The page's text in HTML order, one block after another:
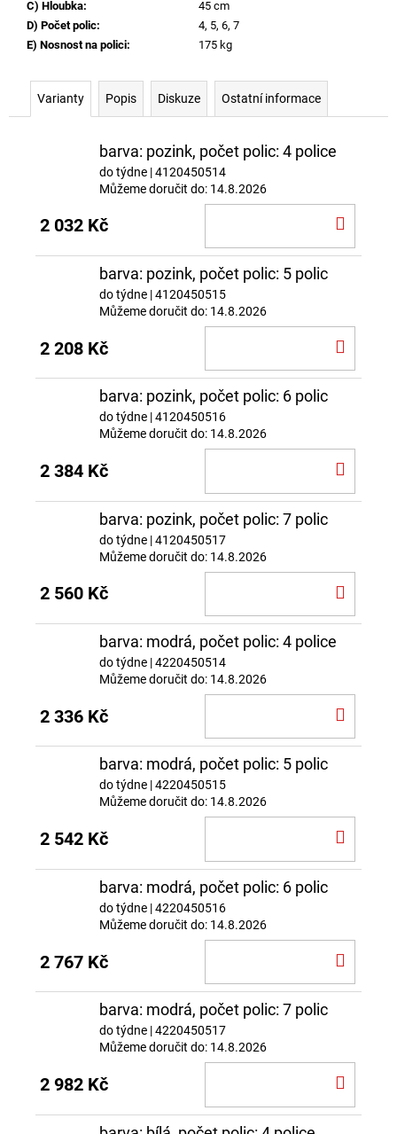
C) Hloubka:
45 cm
D) Počet polic:
4, 5, 6, 7
E) Nosnost na polici: 175 kg
Varianty Popis Diskuze Ostatní informace
barva: pozink, počet polic: 4 police
do týdne | 4120450514
Můžeme doručit do: 14.8.2026
2 032 Kč
barva: pozink, počet polic: 5 polic
do týdne | 4120450515
Můžeme doručit do: 14.8.2026
2 208 Kč
barva: pozink, počet polic: 6 polic
do týdne | 4120450516
Můžeme doručit do: 14.8.2026
2 384 Kč
barva: pozink, počet polic: 7 polic
do týdne | 4120450517
Můžeme doručit do: 14.8.2026
2 560 Kč
barva: modrá, počet polic: 4 police
do týdne | 4220450514
Můžeme doručit do: 14.8.2026
2 336 Kč
barva: modrá, počet polic: 5 polic
do týdne | 4220450515
Můžeme doručit do: 14.8.2026
2 542 Kč
barva: modrá, počet polic: 6 polic
do týdne | 4220450516
Můžeme doručit do: 14.8.2026
2 767 Kč
barva: modrá, počet polic: 7 polic
do týdne | 4220450517
Můžeme doručit do: 14.8.2026
2 982 Kč